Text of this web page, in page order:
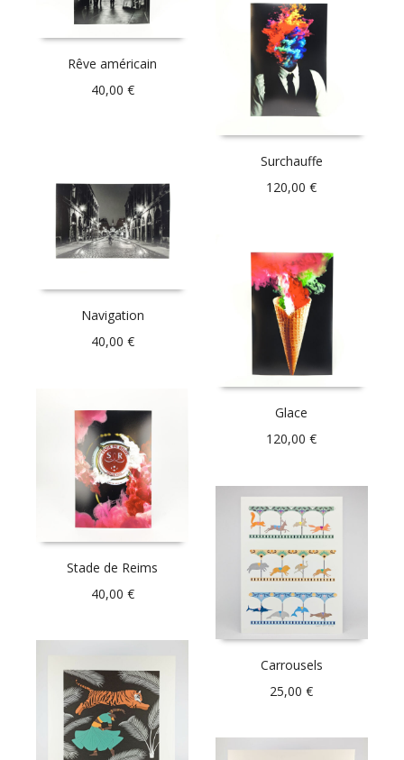
Rêve américain
40,00 €
Surchauffe
120,00€
Navigation
40,00 €
Glace
120,00€
Stade de Reims
40,00 €
Carrousels
25,00€